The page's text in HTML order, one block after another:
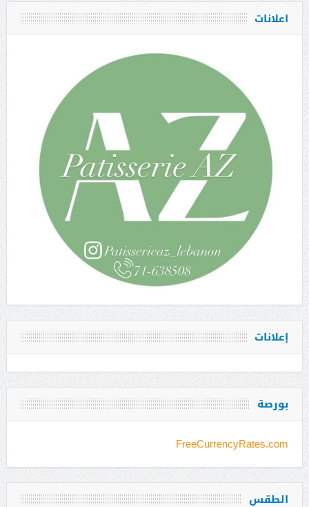
اعلانات
إعلانات
بورصة
FreeCurrencyRates.com
الطقس